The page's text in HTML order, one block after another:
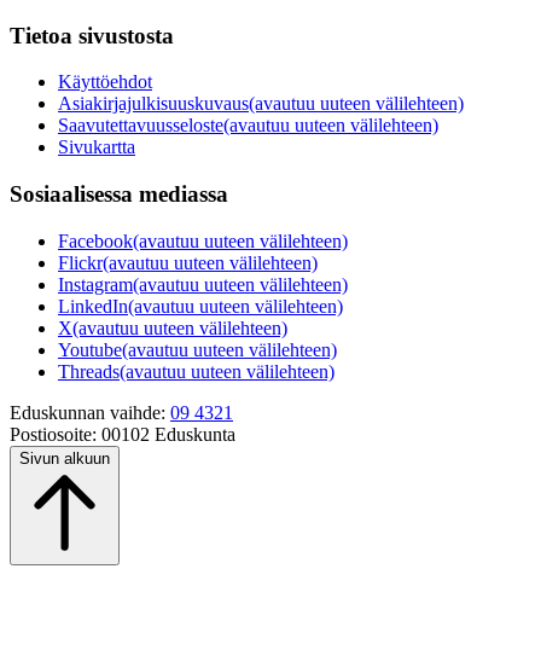
Tietoa sivustosta
Käyttöehdot
Asiakirjajulkisuuskuvaus(avautuu uuteen välilehteen)
Saavutettavuusseloste(avautuu uuteen välilehteen)
Sivukartta
Sosiaalisessa mediassa
Facebook(avautuu uuteen välilehteen)
Flickr(avautuu uuteen välilehteen)
Instagram(avautuu uuteen välilehteen)
LinkedIn(avautuu uuteen välilehteen)
X(avautuu uuteen välilehteen)
Youtube(avautuu uuteen välilehteen)
Threads(avautuu uuteen välilehteen)
Eduskunnan vaihde: 09 4321
Postiosoite: 00102 Eduskunta
Sivun alkuun